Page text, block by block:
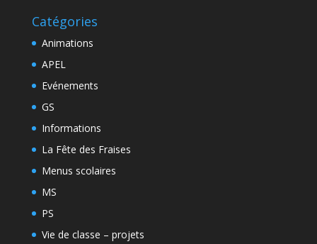
Catégories
Animations
APEL
Evénements
GS
Informations
La Fête des Fraises
Menus scolaires
MS
PS
Vie de classe – projets